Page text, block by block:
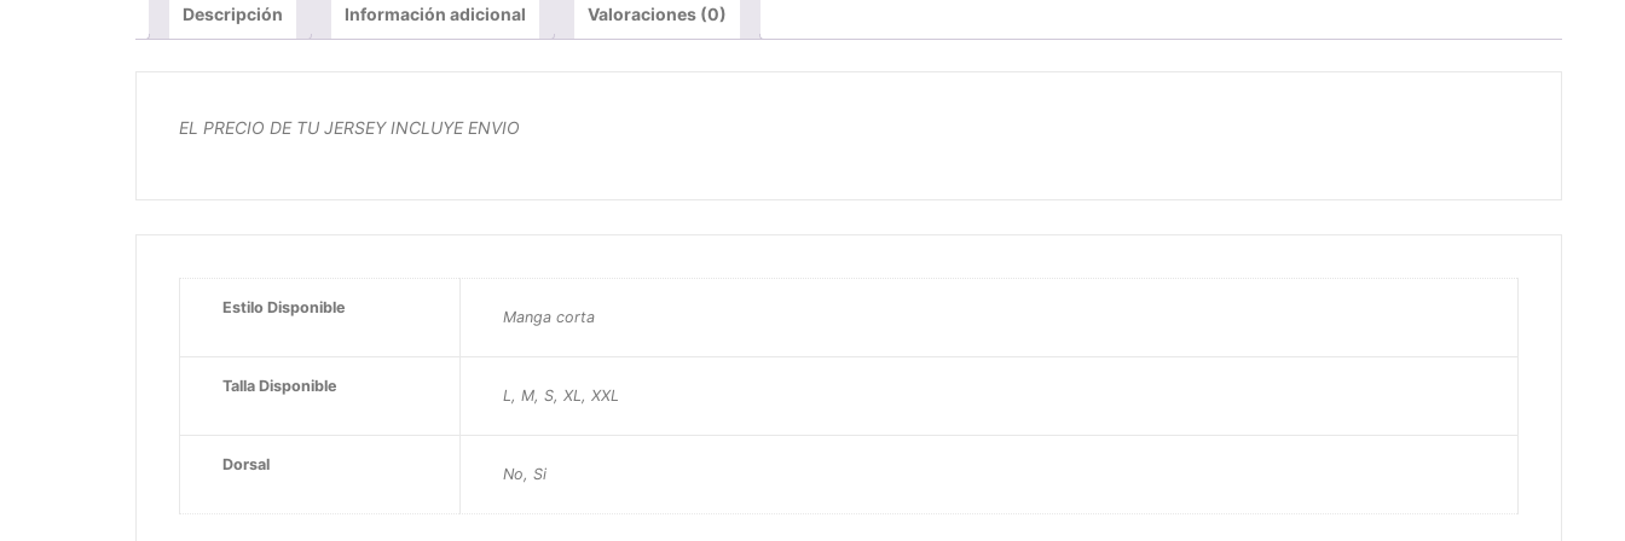
Descripción Información adicional Valoraciones (0)
EL PRECIO DE TU JERSEY INCLUYE ENVIO
Estilo Disponible
Manga corta
Talla Disponible
L, M, S, XL, XXL
Dorsal
No, Si